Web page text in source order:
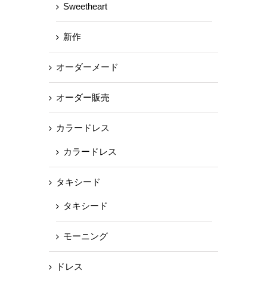
Sweetheart
新作
オーダーメード
オーダー販売
カラードレス
カラードレス
タキシード
タキシード
モーニング
ドレス